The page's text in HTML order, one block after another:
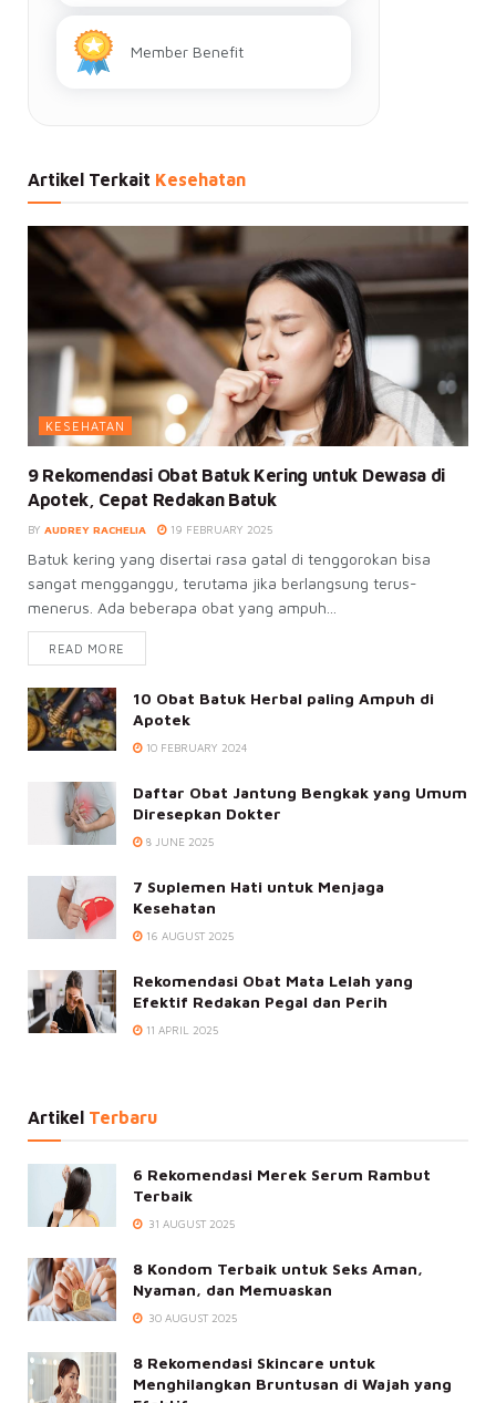
Member Benefit
Artikel Terkait Kesehatan
KESEHATAN
9 Rekomendasi Obat Batuk Kering untuk Dewasa di
Apotek, Cepat Redakan Batuk
BY AUDREY RACHELIA 19 FEBRUARY 2025
Batuk kering yang disertai rasa gatal di tenggorokan bisa
sangat mengganggu, terutama jika berlangsung terus-
menerus. Ada beberapa obat yang ampuh...
READ MORE
10 Obat Batuk Herbal paling Ampuh di
Apotek
10 FEBRUARY 2024
Daftar Obat Jantung Bengkak yang Umum
Diresepkan Dokter
8 JUNE 2025
7 Suplemen Hati untuk Menjaga
Kesehatan
16 AUGUST 2025
Rekomendasi Obat Mata Lelah yang
Efektif Redakan Pegal dan Perih
11 APRIL 2025
Artikel Terbaru
6 Rekomendasi Merek Serum Rambut
Terbaik
31 AUGUST 2025
8 Kondom Terbaik untuk Seks Aman,
Nyaman, dan Memuaskan
30 AUGUST 2025
8 Rekomendasi Skincare untuk
Menghilangkan Bruntusan di Wajah yang